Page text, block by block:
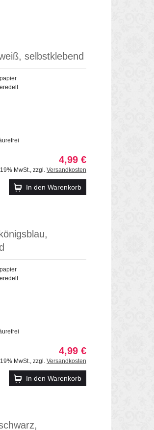
selbstklebend
4,99 €
MwSt., zzgl. Versandkosten
In den Warenkorb
4,99 €
MwSt., zzgl. Versandkosten
In den Warenkorb